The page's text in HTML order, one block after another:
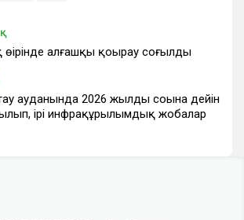
өңірінде алғашқы қоңырау соғылды
ауданында 2026 жылдың соңына дейін
ірі инфрақұрылымдық жобалар